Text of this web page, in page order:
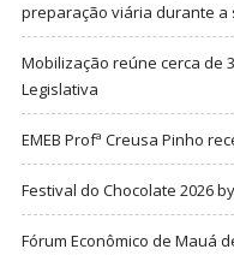
preparação viária durante a
Mobilização reúne cerca de
Legislativa
EMEB Profª Creusa Pinho
Festival do Chocolate 2026
Fórum Econômico de Mauá